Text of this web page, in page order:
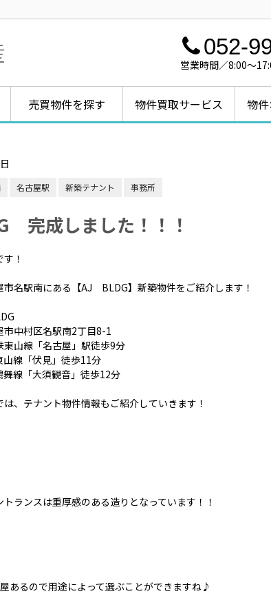
052-
営業時間／8:00～
売買物件を探す 物件買取サービス 物
名古屋駅 新築テナント 事務所
完成しました！！！
！
市名駅南にある【AJ BLDG】新築物件をご紹介します！
市中村区名駅南2丁目8-1
山線「名古屋」駅徒歩9分
「伏見」徒歩11分
「大須観音」徒歩12分
、テナント物件情報もご紹介していきます！
ランスは重厚感のある造りとなっています！！
あるので用途によって選ぶことができますね♪